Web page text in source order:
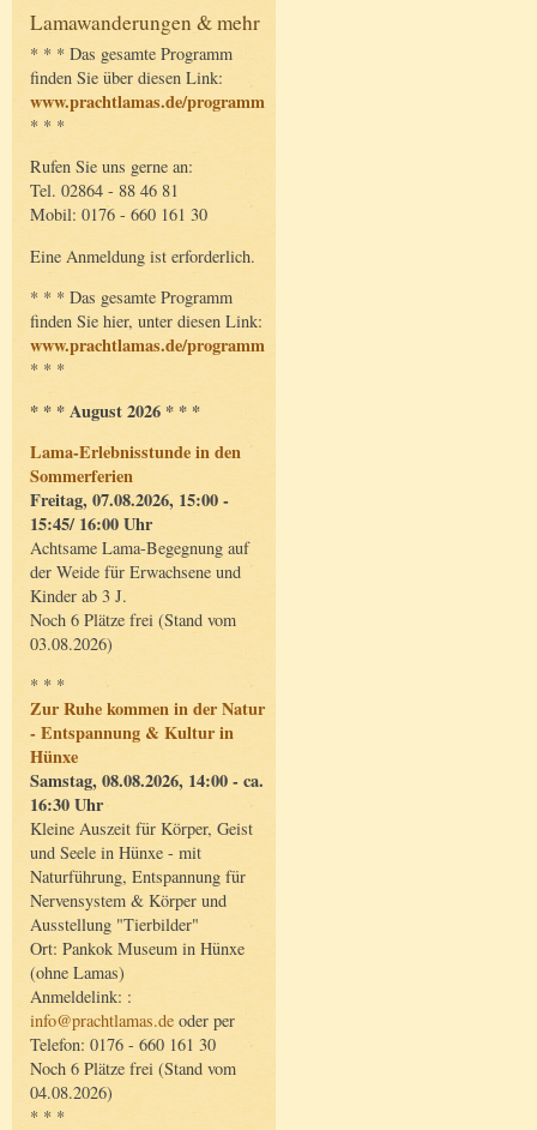
Lamawanderungen & mehr
* * * Das gesamte Programm
finden Sie über diesen Link:
www.prachtlamas.de/programm
* * *
Rufen Sie uns gerne an:
Tel. 02864 - 88 46 81
Mobil: 0176 - 660 161 30
Eine Anmeldung ist erforderlich.
* * * Das gesamte Programm
finden Sie hier, unter diesen Link:
www.prachtlamas.de/programm
* * *
* * * August 2026 * * *
Lama-Erlebnisstunde in den
Sommerferien
Freitag, 07.08.2026, 15:00 -
15:45/ 16:00 Uhr
Achtsame Lama-Begegnung auf
der Weide für Erwachsene und
Kinder ab 3 J.
Noch 6 Plätze frei (Stand vom
03.08.2026)
* * *
Zur Ruhe kommen in der Natur
- Entspannung & Kultur in
Hünxe
Samstag, 08.08.2026, 14:00 - ca.
16:30 Uhr
Kleine Auszeit für Körper, Geist
und Seele in Hünxe - mit
Naturführung, Entspannung für
Nervensystem & Körper und
Ausstellung "Tierbilder"
Ort: Pankok Museum in Hünxe
(ohne Lamas)
Anmeldelink: :
info@prachtlamas.de oder per
Telefon: 0176 - 660 161 30
Noch 6 Plätze frei (Stand vom
04.08.2026)
* * *